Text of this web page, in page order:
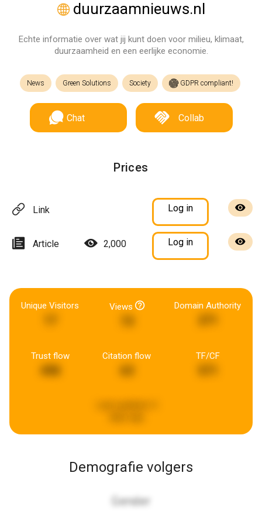
duurzaamnieuws.nl
Echte informatie over wat jij kunt doen voor milieu, klimaat,
duurzaamheid en een eerlijke economie.
News Green Solutions Society GDPR compliant!
Chat Collab
Prices
Link Log in
Article 2,000 Log in
Unique Visitors Views Domain Authority
Trust flow
498
Citation flow TF/CF
Demografie volgers
Gender